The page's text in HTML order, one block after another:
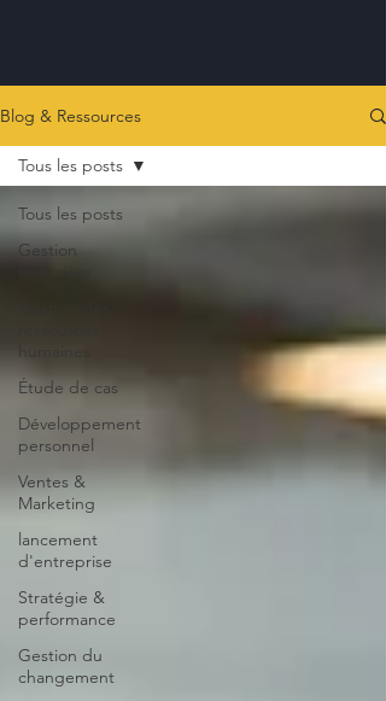
Blog & Ressources
Tous les posts
Gestion
Étude de cas
Développement
personnel
Ventes &
Marketing
lancement
d'entreprise
Stratégie &
performance
Gestion du
changement
Tous les posts